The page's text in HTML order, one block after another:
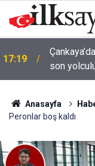
17:19
son
Anasayfa
Peronlar boş kaldı